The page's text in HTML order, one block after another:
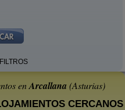
enArcallana (Asturias)
CERCANOS